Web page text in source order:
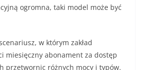
ogromna, taki model może być
w którym zakład
miesięczny abonament za dostęp
przetwornic różnych mocy i typów.